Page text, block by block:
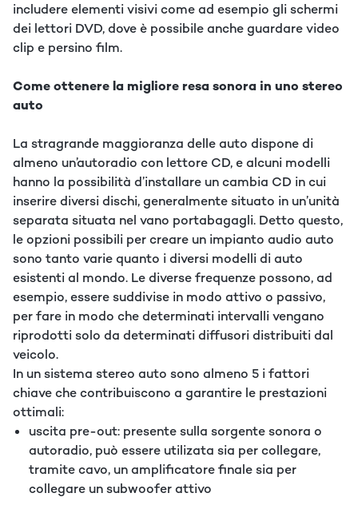
includere elementi visivi come ad esempio gli schermi
dei lettori DVD, dove è possibile anche guardare video
clip e persino film.
Come ottenere la migliore resa sonora in uno stereo
auto
La stragrande maggioranza delle auto dispone di
almeno un’autoradio con lettore CD, e alcuni modelli
hanno la possibilità d’installare un cambia CD in cui
inserire diversi dischi, generalmente situato in un’unità
separata situata nel vano portabagagli. Detto questo,
le opzioni possibili per creare un impianto audio auto
sono tanto varie quanto i diversi modelli di auto
esistenti al mondo. Le diverse frequenze possono, ad
esempio, essere suddivise in modo attivo o passivo,
per fare in modo che determinati intervalli vengano
riprodotti solo da determinati diffusori distribuiti dal
veicolo.
In un sistema stereo auto sono almeno 5 i fattori
chiave che contribuiscono a garantire le prestazioni
ottimali:
uscita pre-out: presente sulla sorgente sonora o
autoradio, può essere utilizata sia per collegare,
tramite cavo, un amplificatore finale sia per
collegare un subwoofer attivo